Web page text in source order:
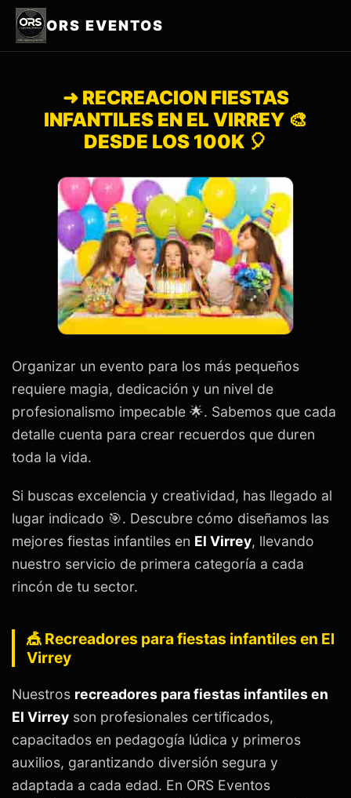
ORS EVENTOS
➜ RECREACION FIESTAS
INFANTILES EN EL VIRREY 🎨
DESDE LOS 100K 🎈
Organizar un evento para los más pequeños
requiere magia, dedicación y un nivel de
profesionalismo impecable 🌟. Sabemos que cada
detalle cuenta para crear recuerdos que duren
toda la vida.
Si buscas excelencia y creatividad, has llegado al
lugar indicado 🎯. Descubre cómo diseñamos las
mejores fiestas infantiles en El Virrey, llevando
nuestro servicio de primera categoría a cada
rincón de tu sector.
🎪 Recreadores para fiestas infantiles en El
Virrey
Nuestros recreadores para fiestas infantiles en
El Virrey son profesionales certificados,
capacitados en pedagogía lúdica y primeros
auxilios, garantizando diversión segura y
adaptada a cada edad. En ORS Eventos